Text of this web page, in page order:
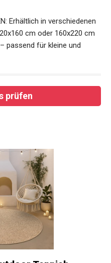
Erhältlich in verschiedenen
cm oder 160x220 cm
passend für kleine und
prüfen